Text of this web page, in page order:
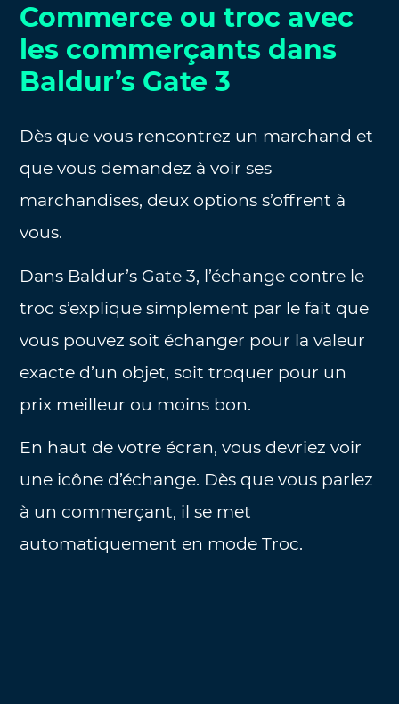
Commerce ou troc avec
les commerçants dans
Baldur’s Gate 3
Dès que vous rencontrez un marchand et
que vous demandez à voir ses
marchandises, deux options s’offrent à
vous.
Dans Baldur’s Gate 3, l’échange contre le
troc s’explique simplement par le fait que
vous pouvez soit échanger pour la valeur
exacte d’un objet, soit troquer pour un
prix meilleur ou moins bon.
En haut de votre écran, vous devriez voir
une icône d’échange. Dès que vous parlez
à un commerçant, il se met
automatiquement en mode Troc.